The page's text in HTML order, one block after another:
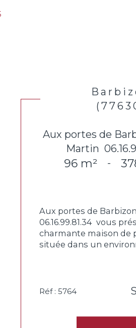
Aux portes de
Martin 
96 m² -
Aux portes de Barbizon
06.16.99.81.34  vous
charmante maison de
située dans un
Réf : 5764